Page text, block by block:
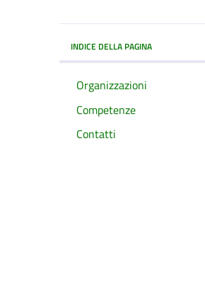
INDICE DELLA PAGINA
Organizzazioni
Competenze
Contatti